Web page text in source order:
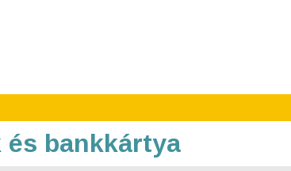
bankkártya